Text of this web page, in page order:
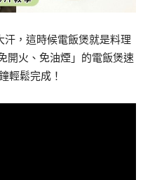
汗，這時候電飯煲就是料理
開火、免油煙」的電飯煲速
輕鬆完成！